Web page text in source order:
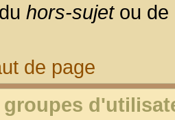
hors-sujetou de
de page
groupes